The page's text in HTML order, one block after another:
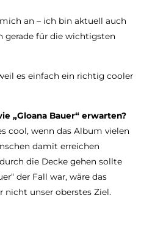
an – ich bin aktuell auch
gerade für die wichtigsten
es einfach ein richtig cooler
„Gloana Bauer“ erwarten?
cool, wenn das Album vielen
damit erreichen
die Decke gehen sollte
der Fall war, wäre das
nicht unser oberstes Ziel.